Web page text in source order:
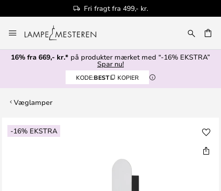
Fri fragt fra 499,- kr.
to
Content
16% fra 669,- kr.* på produkter mærket med “-16% EKSTRA”
Spar nu!
KODE:BEST KOPIER
Væglamper
-16% EKSTRA
Gå
til